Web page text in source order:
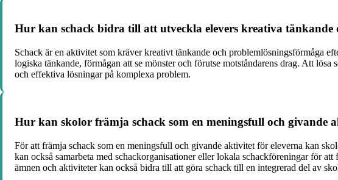
Hur kan schack bidra till att utveckla elevers kreativa tänkande
Schack är en aktivitet som kräver kreativt tänkande och problemlösningsförmåga
logiska tänkande, förmågan att se mönster och förutse motståndarens drag. Att
och effektiva lösningar på komplexa problem.
Hur kan skolor främja schack som en meningsfull och givande
För att främja schack som en meningsfull och givande aktivitet för eleverna kan
kan också samarbeta med schackorganisationer eller lokala schackföreningar för
ämnen och aktiviteter kan också bidra till att göra schack till en integrerad del av